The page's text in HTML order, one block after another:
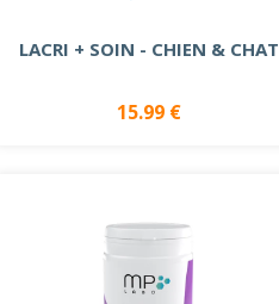
LACRI + SOIN - CHIEN & CHAT
15.99 €